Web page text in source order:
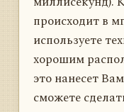
происходит в
используете
хорошим
это нанесет
сможете